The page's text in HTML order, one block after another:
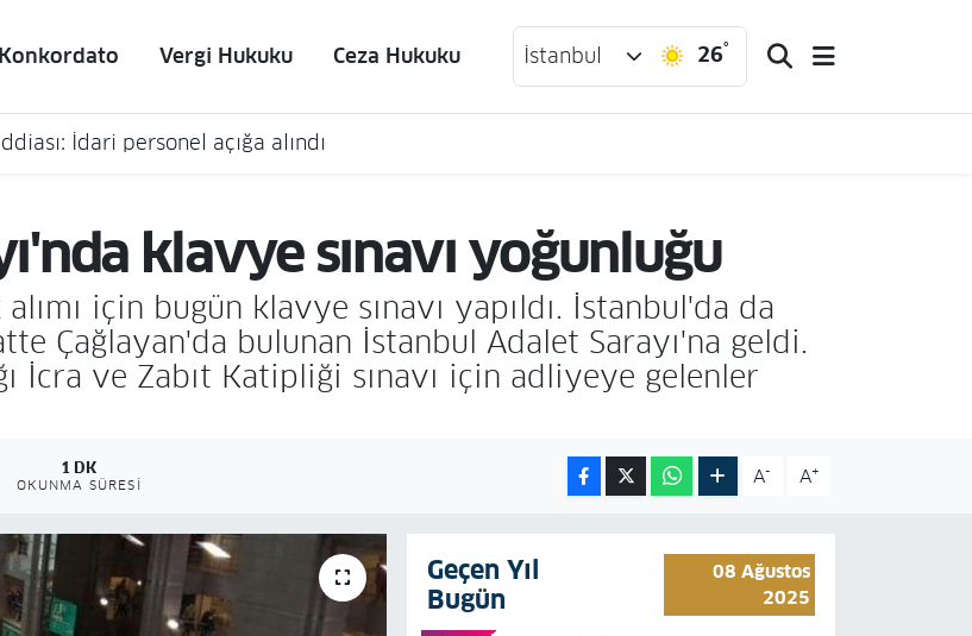
Konkordato Vergi Hukuku Ceza Hukuku İstanbul 26°
İdari personel açığa alındı
klavye sınavı yoğunluğu
için bugün klavye sınavı yapıldı. İstanbul'da da
Çağlayan'da bulunan İstanbul Adalet Sarayı'na geldi.
İcra ve Zabıt Katipliği sınavı için adliyeye gelenler
1 DK
OKUNMA SÜRESI A- A+
Geçen Yıl
Bugün
08 Ağustos
2025